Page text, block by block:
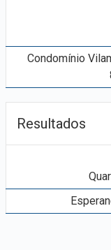
Condomínio
Resultados